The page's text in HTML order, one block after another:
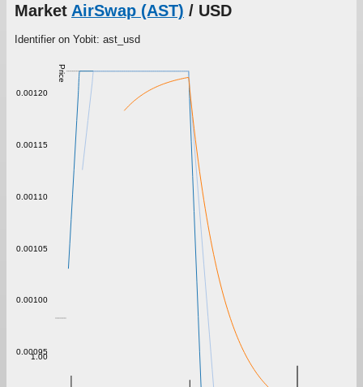
Market AirSwap (AST) / USD
Identifier on Yobit: ast_usd
Price
0.00095
0.00100
0.00105
0.00110
0.00115
0.00120
1.00